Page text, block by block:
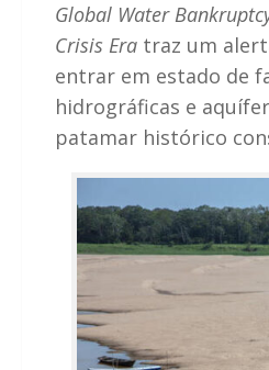
Global Water
Crisis Era traz um
entrar em estado de
hidrográficas e
patamar histórico